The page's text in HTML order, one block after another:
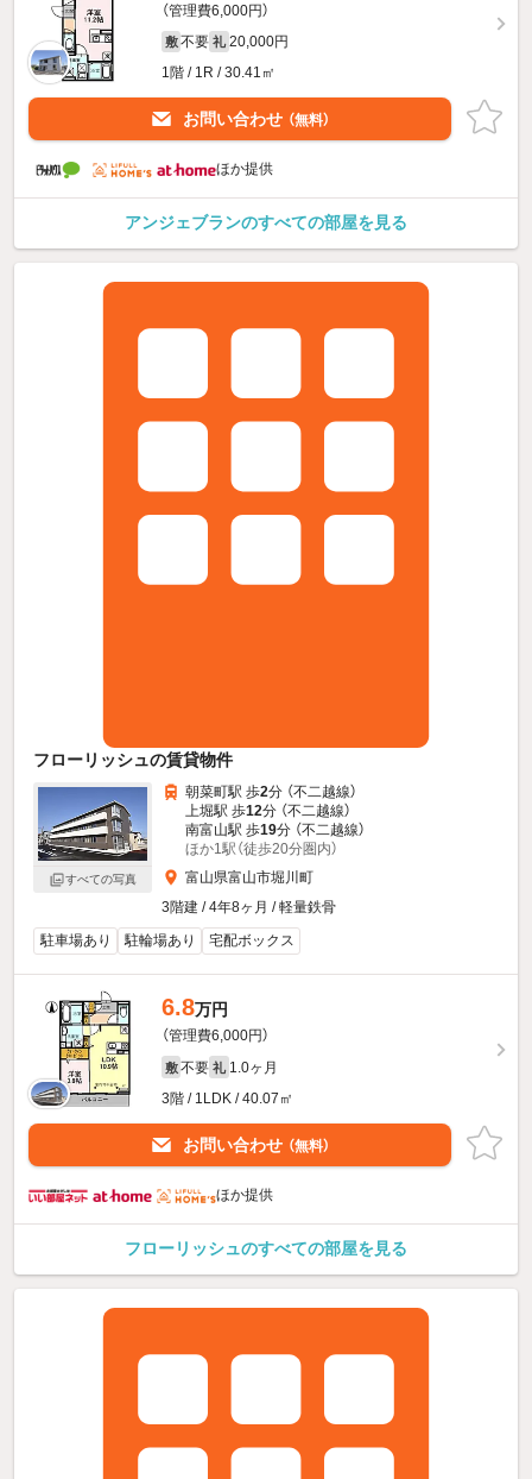
（管理費6,000円）
敷 不要 礼 20,000円
1階 / 1R / 30.41㎡
お問い合わせ （無料）
ほか提供
アンジェブランのすべての部屋を見る
フローリッシュの賃貸物件
すべての写真
朝菜町駅 歩2分 （不二越線）
上堀駅 歩12分 （不二越線）
南富山駅 歩19分 （不二越線）
ほか1駅（徒歩20分圏内）
富山県富山市堀川町
3階建 / 4年8ヶ月 / 軽量鉄骨
駐車場あり
駐輪場あり 宅配ボックス
6.8万円
（管理費6,000円）
敷 不要 礼 1.0ヶ月
3階 / 1LDK / 40.07㎡
お問い合わせ （無料）
ほか提供
フローリッシュのすべての部屋を見る